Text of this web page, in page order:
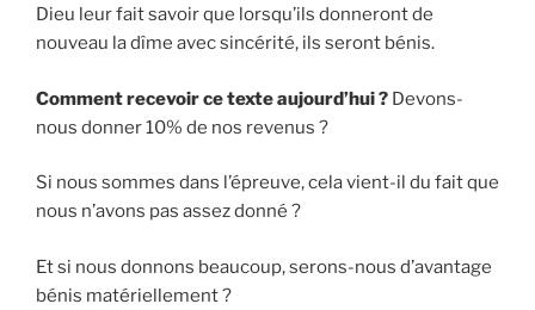
Dieu leur fait savoir que lorsqu’ils donneront de
nouveau la dîme avec sincérité, ils seront bénis.
Comment recevoir ce texte aujourd’hui ? Devons-
nous donner 10% de nos revenus ?
Si nous sommes dans l’épreuve, cela vient-il du fait que
nous n’avons pas assez donné ?
Et si nous donnons beaucoup, serons-nous d’avantage
bénis matériellement ?